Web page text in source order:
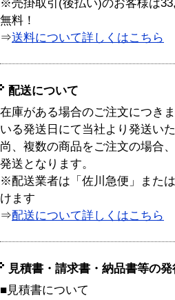
※売掛取引(後払い)のお客様は
無料！
⇒送料について詳しくはこちら
配送について
在庫がある場合のご注文につき
いる発送日にて当社より発送い
尚、複数の商品をご注文の場合
発送となります。
※配送業者は「佐川急便」また
けます
⇒配送について詳しくはこちら
見積書・請求書・納品書等の
■見積書について